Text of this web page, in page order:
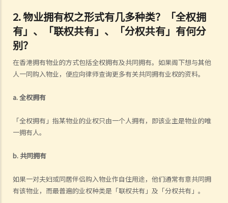
2. 物业拥有权之形式有几多种类？「全权拥
有」、「联权共有」、「分权共有」有何分
别？
在香港拥有物业的方式包括全权拥有及共同拥有。如果阁下想与其他
人一同购入物业，便应向律师查询更多有关共同拥有业权的资料。
a. 全权拥有
「全权拥有」指某物业的业权只由一个人拥有，即该业主是物业的唯
一拥有人。
b. 共同拥有
如果一对夫妇或同居伴侣购入物业作自住用途，他们通常有意共同拥
有该物业，而最普遍的业权种类是「联权共有」及「分权共有」。